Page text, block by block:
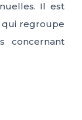
Il est
qui regroupe
concernant